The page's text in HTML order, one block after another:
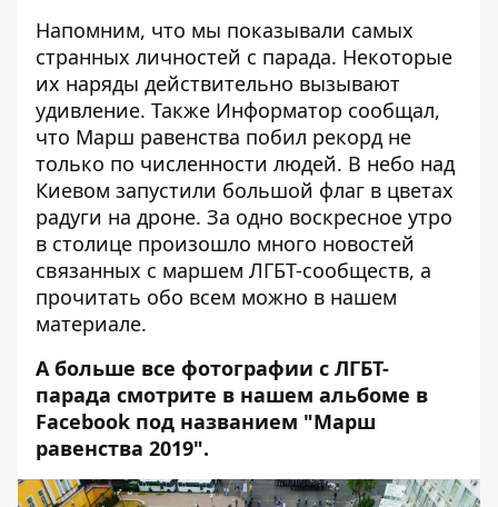
Напомним, что мы показывали самых
странных личностей с парада. Некоторые
их наряды действительно вызывают
удивление. Также Информатор сообщал,
что Марш равенства побил рекорд не
только по численности людей. В небо над
Киевом запустили большой флаг в цветах
радуги на дроне. За одно воскресное утро
в столице произошло много новостей
связанных с маршем ЛГБТ-сообществ, а
прочитать обо всем можно в нашем
материале.
А больше все фотографии с ЛГБТ-
парада смотрите в нашем альбоме в
Facebook под названием "Марш
равенства 2019".